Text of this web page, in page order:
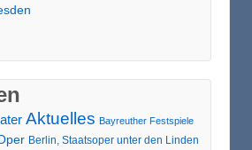
Aktuelles Bayreuther Festspiele
Berlin, Staatsoper unter den Linden